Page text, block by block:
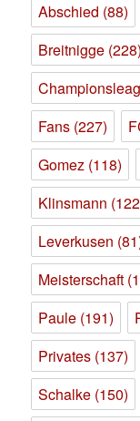
Abschied (88)
Breitnigge (228)
Fans (227)
Gomez (118)
Klinsmann
Leverkusen
Meisterschaft
Paule (191)
Privates (137)
Schalke (150)